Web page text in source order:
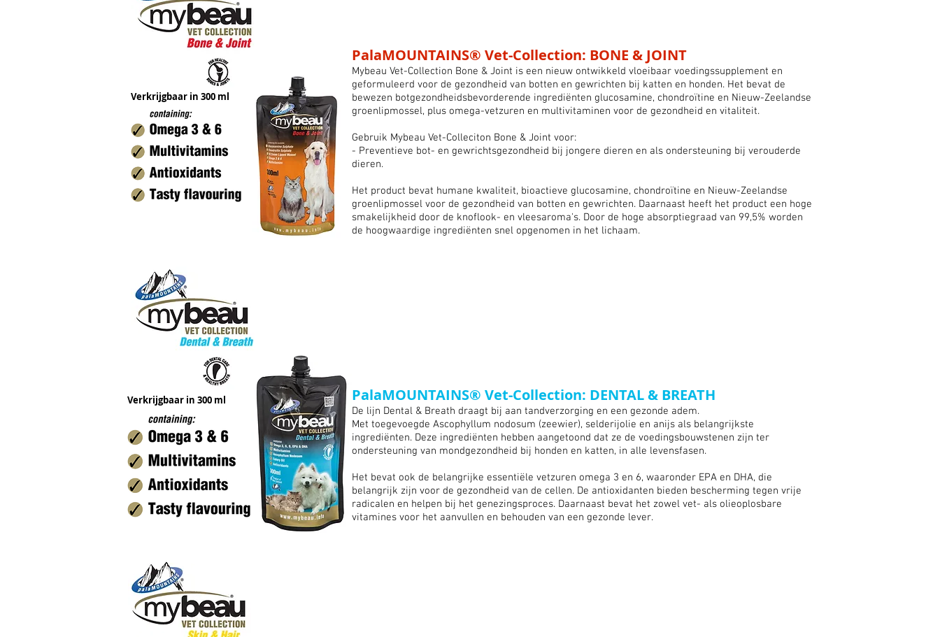
Verkrijgbaar in 300 ml
PalaMOUNTAINS® Vet-Collection: BONE & JOINT
Mybeau Vet-Collection Bone & Joint is een nieuw ontwikkeld vloeibaar voedingssupplement en
geformuleerd voor de gezondheid van botten en gewrichten bij katten en honden. Het bevat de
bewezen botgezondheidsbevorderende ingrediënten glucosamine, chondroïtine en Nieuw-Zeelandse
groenlipmossel, plus omega-vetzuren en multivitaminen voor de gezondheid en vitaliteit.
Gebruik Mybeau Vet-Colleciton Bone & Joint voor:
- Preventieve bot- en gewrichtsgezondheid bij jongere dieren en als ondersteuning bij verouderde
dieren.
Het product bevat humane kwaliteit, bioactieve glucosamine, chondroïtine en Nieuw-Zeelandse
groenlipmossel voor de gezondheid van botten en gewrichten. Daarnaast heeft het product een hoge
smakelijkheid door de knoflook- en vleesaroma's. Door de hoge absorptiegraad van 99,5% worden
de hoogwaardige ingrediënten snel opgenomen in het lichaam.
Verkrijgbaar in 300 ml PalaMOUNTAINS® Vet-Collection: DENTAL & BREATH
De lijn Dental & Breath draagt bij aan tandverzorging en een gezonde adem.
Met toegevoegde Ascophyllum nodosum (zeewier), selderijolie en anijs als belangrijkste
ingrediënten. Deze ingrediënten hebben aangetoond dat ze de voedingsbouwstenen zijn ter
ondersteuning van mondgezondheid bij honden en katten, in alle levensfasen.
Het bevat ook de belangrijke essentiële vetzuren omega 3 en 6, waaronder EPA en DHA, die
belangrijk zijn voor de gezondheid van de cellen. De antioxidanten bieden bescherming tegen vrije
radicalen en helpen bij het genezingsproces. Daarnaast bevat het zowel vet- als olieoplosbare
vitamines voor het aanvullen en behouden van een gezonde lever.